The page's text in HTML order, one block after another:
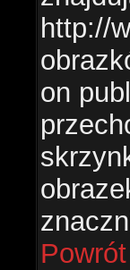
http://
on